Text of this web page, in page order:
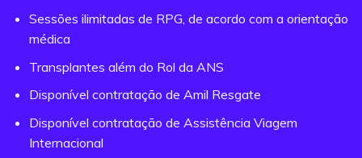
Sessões ilimitadas de RPG, de acordo com a orientação
médica
Transplantes além do Rol da ANS
Disponível contratação de Amil Resgate
Disponível contratação de Assistência Viagem
Internacional